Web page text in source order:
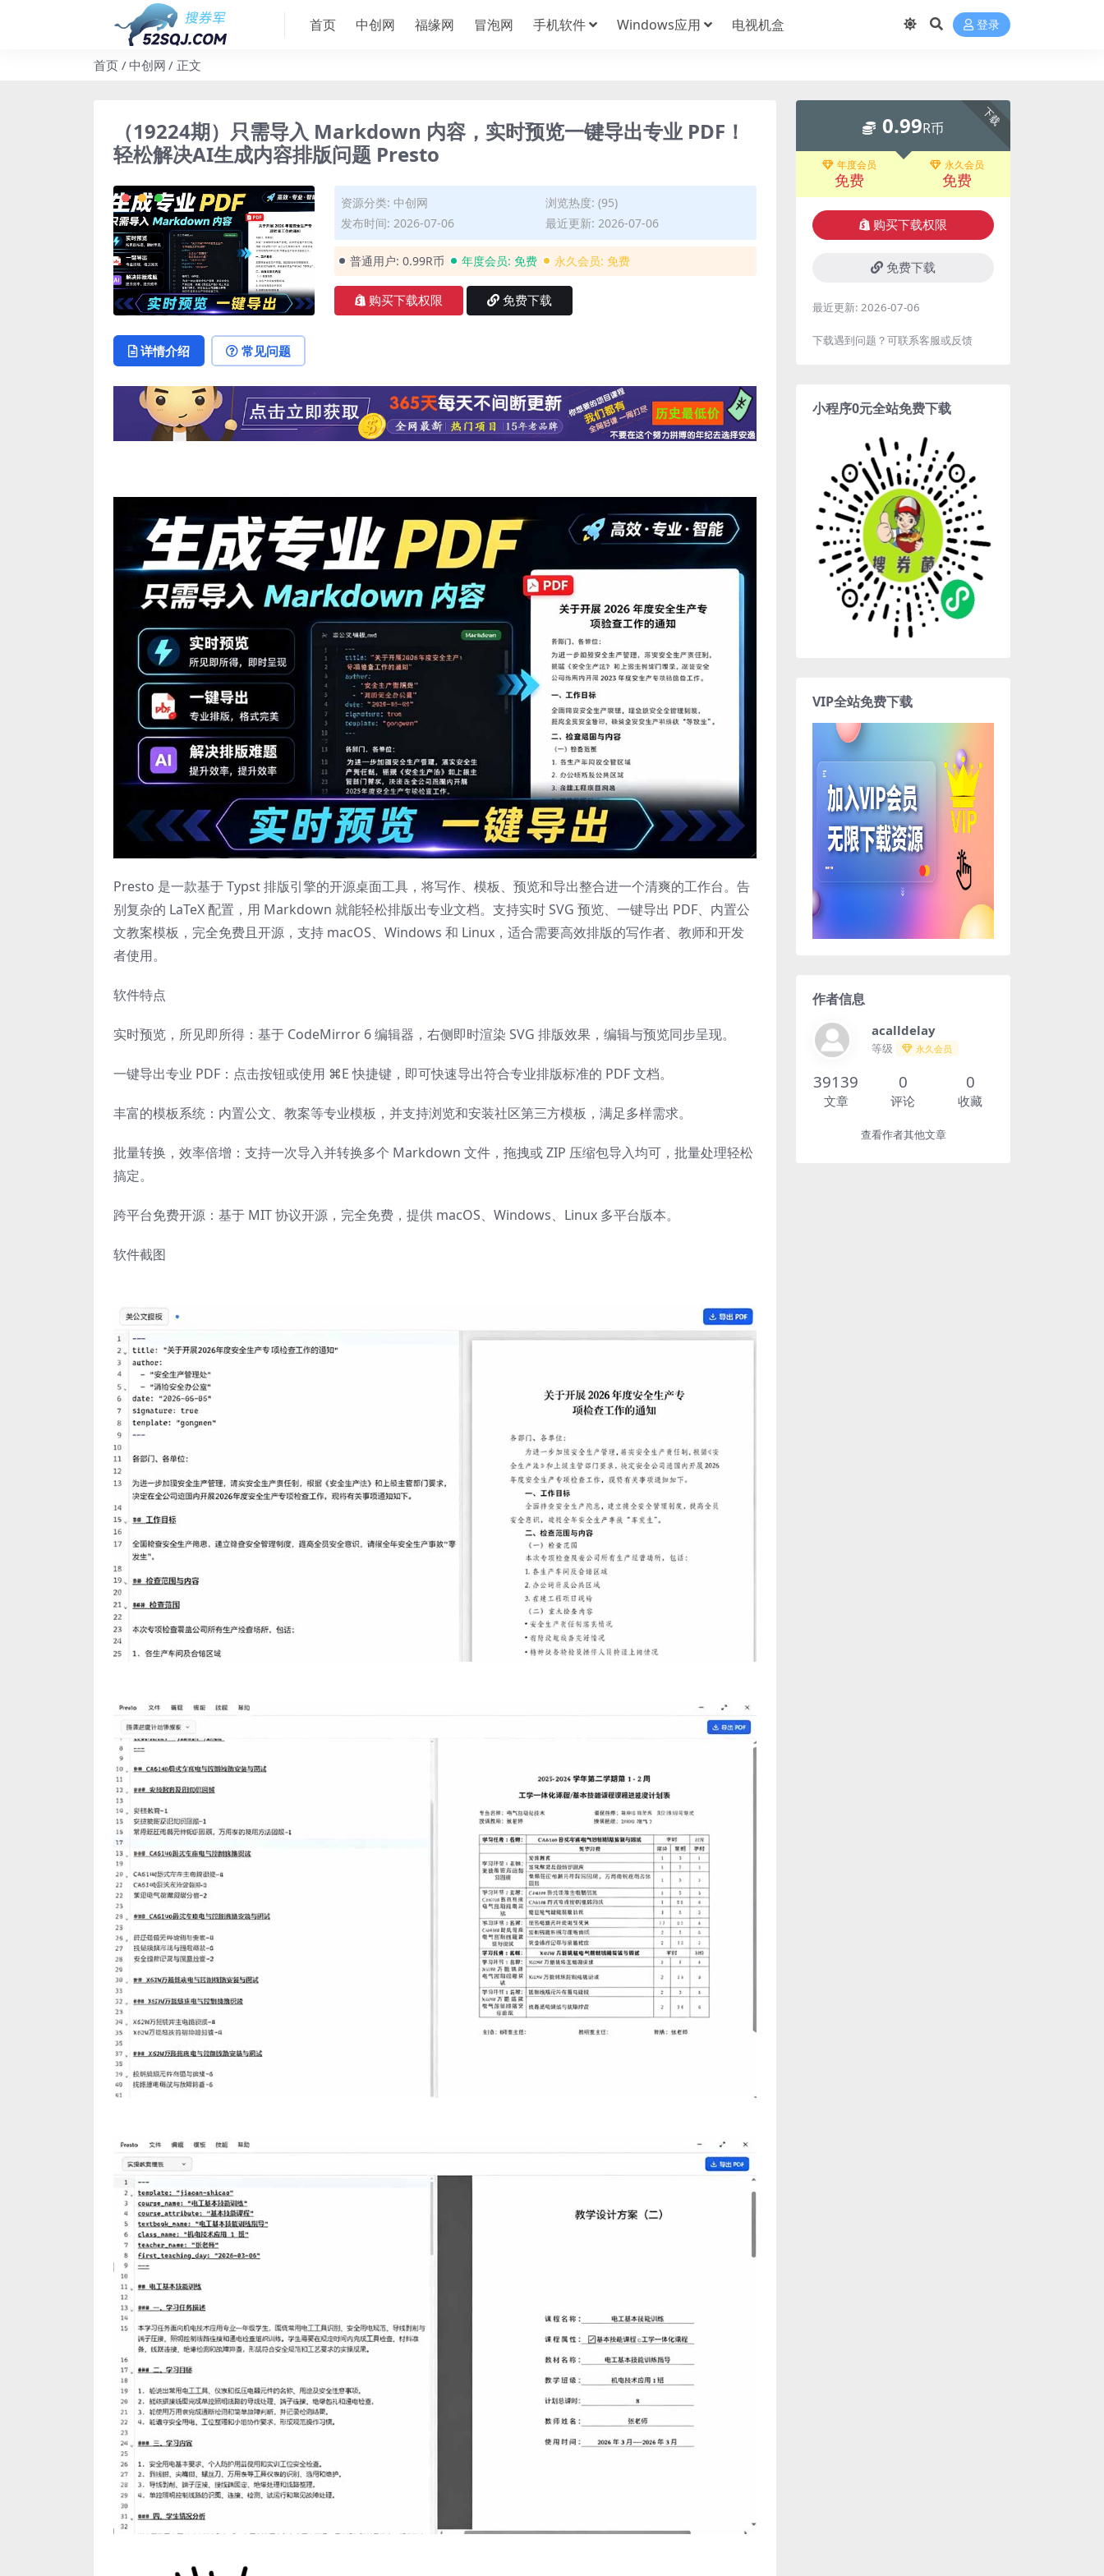
首页 中创网 福缘网 冒泡网 手机软件 Windows应用 电视机盒 登录
首页 中创网 正文
（19224期）只需导入 Markdown 内容，实时预览一键导出专业 PDF！
轻松解决AI生成内容排版问题 Presto
资源分类: 中创网
浏览热度: (95)
发布时间: 2026-07-06
最近更新: 2026-07-06
普通用户: 0.99R币 年度会员: 免费 永久会员: 免费
购买下载权限 免费下载
详情介绍 常见问题
Presto 是一款基于 Typst 排版引擎的开源桌面工具，将写作、模板、预览和导出整合进一个清爽的工作台。告
别复杂的 LaTeX 配置，用 Markdown 就能轻松排版出专业文档。支持实时 SVG 预览、一键导出 PDF、内置公
文教案模板，完全免费且开源，支持 macOS、Windows 和 Linux，适合需要高效排版的写作者、教师和开发
者使用。
软件特点
实时预览，所见即所得：基于 CodeMirror 6 编辑器，右侧即时渲染 SVG 排版效果，编辑与预览同步呈现。
一键导出专业 PDF：点击按钮或使用 ⌘E 快捷键，即可快速导出符合专业排版标准的 PDF 文档。
丰富的模板系统：内置公文、教案等专业模板，并支持浏览和安装社区第三方模板，满足多样需求。
批量转换，效率倍增：支持一次导入并转换多个 Markdown 文件，拖拽或 ZIP 压缩包导入均可，批量处理轻松
搞定。
跨平台免费开源：基于 MIT 协议开源，完全免费，提供 macOS、Windows、Linux 多平台版本。
软件截图
下载
0.99R币
年度会员
免费
永久会员
免费
购买下载权限
免费下载
最近更新: 2026-07-06
下载遇到问题？可联系客服或反馈
小程序0元全站免费下载
VIP全站免费下载
作者信息
acalldelay
等级 永久会员
39139
文章
0
评论
0
收藏
查看作者其他文章